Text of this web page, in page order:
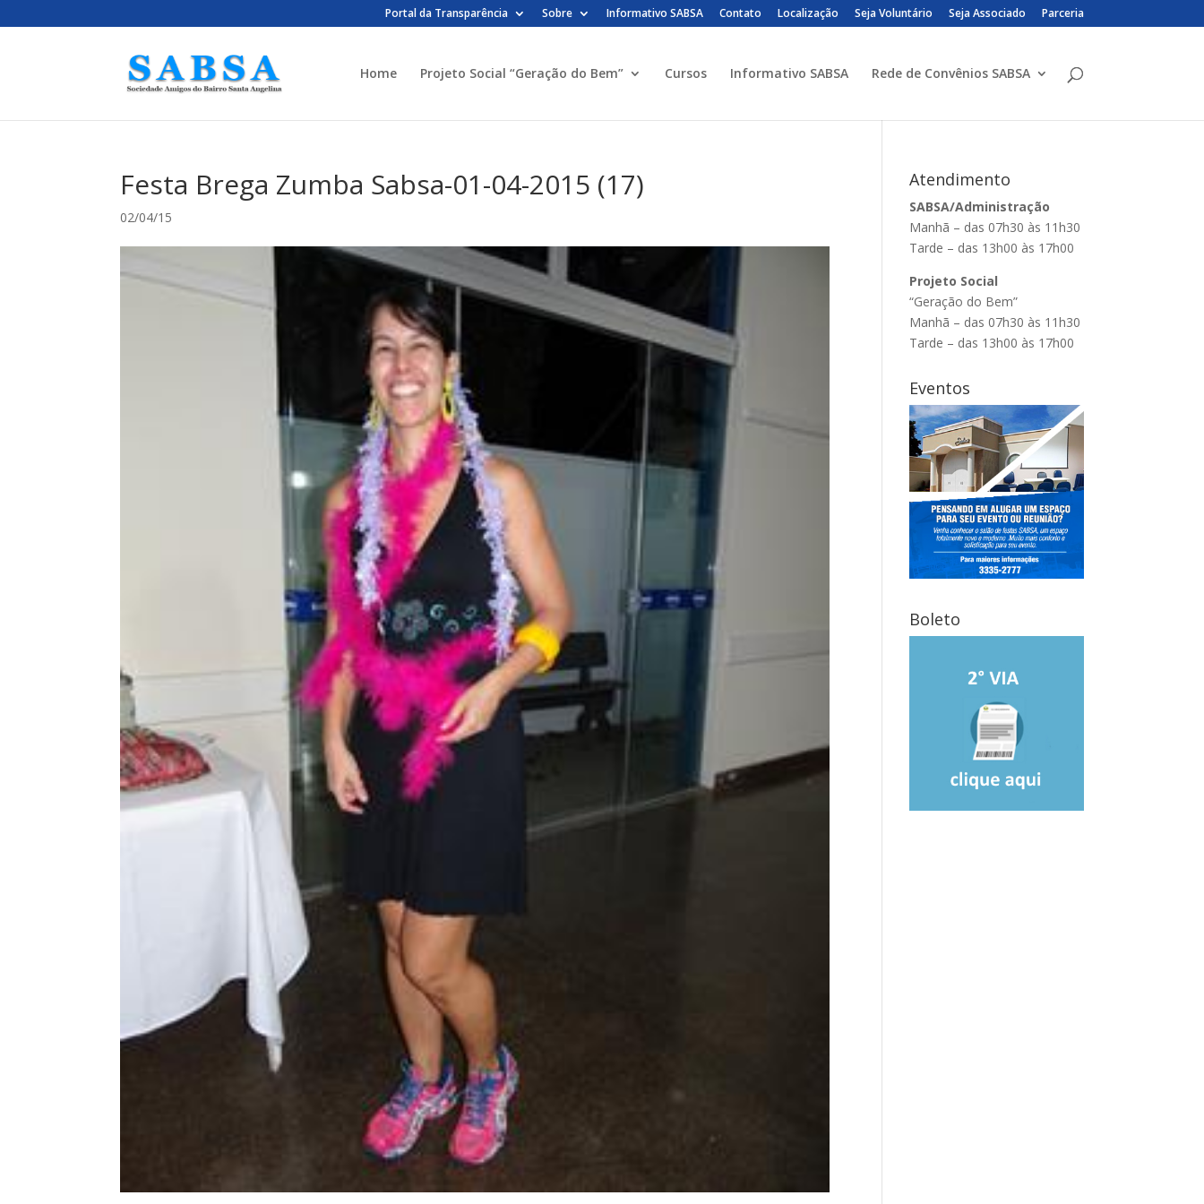
Portal da Transparência Sobre Informativo SABSA Contato Localização Seja Voluntário Seja Associado Parceria
Home Projeto Social “Geração do Bem” Cursos Informativo SABSA Rede de Convênios SABSA
Festa Brega Zumba Sabsa-01-04-2015 (17)
02/04/15
Atendimento
SABSA/Administração
Manhã – das 07h30 às 11h30
Tarde – das 13h00 às 17h00
Projeto Social
“Geração do Bem”
Manhã – das 07h30 às 11h30
Tarde – das 13h00 às 17h00
Eventos
Boleto